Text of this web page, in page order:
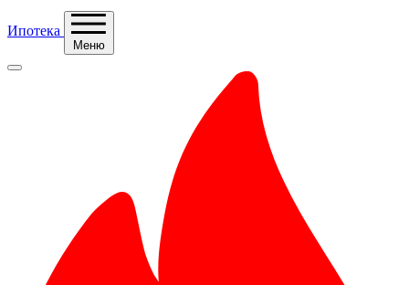
Ипотека
Меню